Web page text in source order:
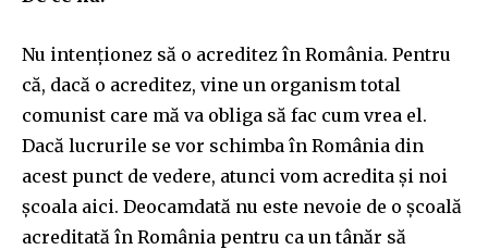
Nu intenționez să o acreditez în România. Pentru
că, dacă o acreditez, vine un organism total
comunist care mă va obliga să fac cum vrea el.
Dacă lucrurile se vor schimba în România din
acest punct de vedere, atunci vom acredita și noi
școala aici. Deocamdată nu este nevoie de o școală
acreditată în România pentru ca un tânăr să